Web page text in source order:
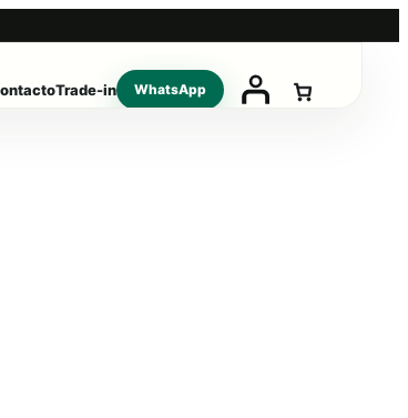
Trade-in WhatsApp